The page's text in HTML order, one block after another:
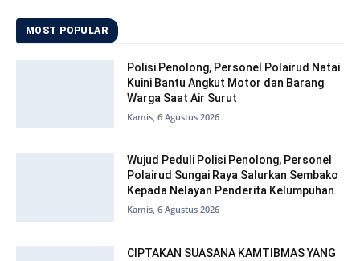
MOST POPULAR
Polisi Penolong, Personel Polairud Natai
Kuini Bantu Angkut Motor dan Barang
Warga Saat Air Surut
Kamis, 6 Agustus 2026
Wujud Peduli Polisi Penolong, Personel
Polairud Sungai Raya Salurkan Sembako
Kepada Nelayan Penderita Kelumpuhan
Kamis, 6 Agustus 2026
CIPTAKAN SUASANA KAMTIBMAS YANG